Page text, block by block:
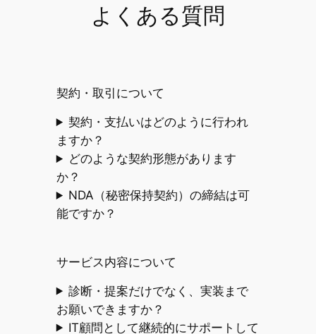
よくある質問
契約・取引について
契約・支払いはどのように行われ
ますか？
どのような契約形態があります
か？
NDA（秘密保持契約）の締結は可
能ですか？
サービス内容について
診断・提案だけでなく、実装まで
お願いできますか？
IT顧問として継続的にサポートして